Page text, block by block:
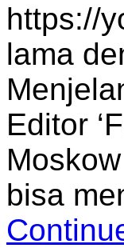
https://
lama
Editor
bisa